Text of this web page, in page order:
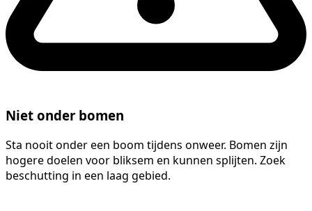
Niet onder bomen
Sta nooit onder een boom tijdens onweer. Bomen zijn
hogere doelen voor bliksem en kunnen splijten. Zoek
beschutting in een laag gebied.